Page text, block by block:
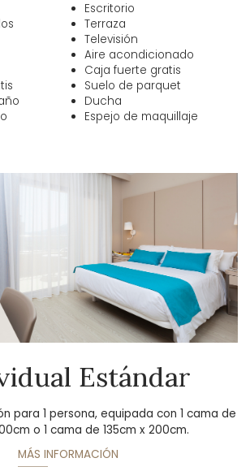
Escritorio
Terraza
Televisión
Aire acondicionado
Caja fuerte gratis
Suelo de parquet
Ducha
Espejo de maquillaje
Estándar
para 1 persona, equipada con 1 cama de
o 1 cama de 135cm x 200cm.
MÁS INFORMACIÓN